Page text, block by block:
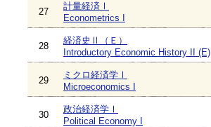
27
計量経済Ⅰ
Econometrics I
28
経済史Ⅱ（Ｅ）
Introductory Economic History II (E)
29
ミクロ経済学Ⅰ
Microeconomics I
30
政治経済学Ⅰ
Political Economy I